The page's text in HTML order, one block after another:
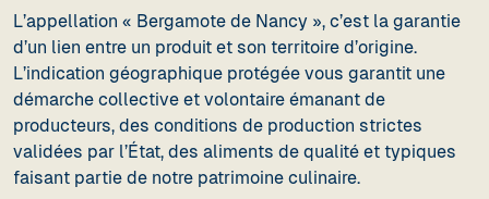
L’appellation « Bergamote de Nancy », c’est la garantie
d’un lien entre un produit et son territoire d’origine.
L’indication géographique protégée vous garantit une
démarche collective et volontaire émanant de
producteurs, des conditions de production strictes
validées par l’État, des aliments de qualité et typiques
faisant partie de notre patrimoine culinaire.